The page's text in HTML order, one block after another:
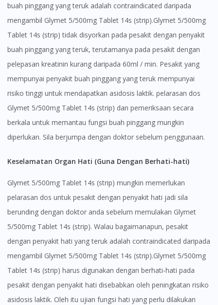
buah pinggang yang teruk adalah contraindicated daripada
mengambil Glymet 5/500mg Tablet 14s (strip).Glymet 5/500mg
Tablet 14s (strip) tidak disyorkan pada pesakit dengan penyakit
buah pinggang yang teruk, terutamanya pada pesakit dengan
pelepasan kreatinin kurang daripada 60ml / min. Pesakit yang
mempunyai penyakit buah pinggang yang teruk mempunyai
risiko tinggi untuk mendapatkan asidosis laktik. pelarasan dos
Glymet 5/500mg Tablet 14s (strip) dan pemeriksaan secara
berkala untuk memantau fungsi buah pinggang mungkin
diperlukan. Sila berjumpa dengan doktor sebelum penggunaan.
Keselamatan Organ Hati (Guna Dengan Berhati-hati)
Glymet 5/500mg Tablet 14s (strip) mungkin memerlukan
pelarasan dos untuk pesakit dengan penyakit hati jadi sila
berunding dengan doktor anda sebelum memulakan Glymet
5/500mg Tablet 14s (strip). Walau bagaimanapun, pesakit
dengan penyakit hati yang teruk adalah contraindicated daripada
mengambil Glymet 5/500mg Tablet 14s (strip).Glymet 5/500mg
Tablet 14s (strip) harus digunakan dengan berhati-hati pada
pesakit dengan penyakit hati disebabkan oleh peningkatan risiko
asidosis laktik. Oleh itu ujian fungsi hati yang perlu dilakukan